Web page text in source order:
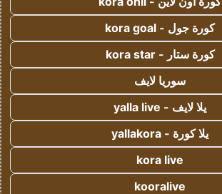
كورة جول - kora goal
كورة ستار - kora star
سوريا لايف
يلا لايف - yalla live
يلا كورة - yallakora
kora live
kooralive